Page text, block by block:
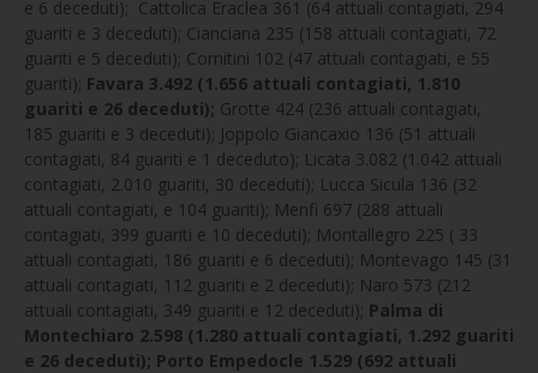
e 6 deceduti); Cattolica Eraclea 361 (64 attuali contagiati, 294
guariti e 3 deceduti); Cianciana 235 (158 attuali contagiati, 72
guariti e 5 deceduti); Comitini 102 (47 attuali contagiati, e 55
guariti); Favara 3.492 (1.656 attuali contagiati, 1.810
guariti e 26 deceduti); Grotte 424 (236 attuali contagiati,
185 guariti e 3 deceduti); Joppolo Giancaxio 136 (51 attuali
contagiati, 84 guariti e 1 deceduto); Licata 3.082 (1.042 attuali
contagiati, 2.010 guariti, 30 deceduti); Lucca Sicula 136 (32
attuali contagiati, e 104 guariti); Menfi 697 (288 attuali
contagiati, 399 guariti e 10 deceduti); Montallegro 225 ( 33
attuali contagiati, 186 guariti e 6 deceduti); Montevago 145 (31
attuali contagiati, 112 guariti e 2 deceduti); Naro 573 (212
attuali contagiati, 349 guariti e 12 deceduti); Palma di
Montechiaro 2.598 (1.280 attuali contagiati, 1.292 guariti
e 26 deceduti); Porto Empedocle 1.529 (692 attuali